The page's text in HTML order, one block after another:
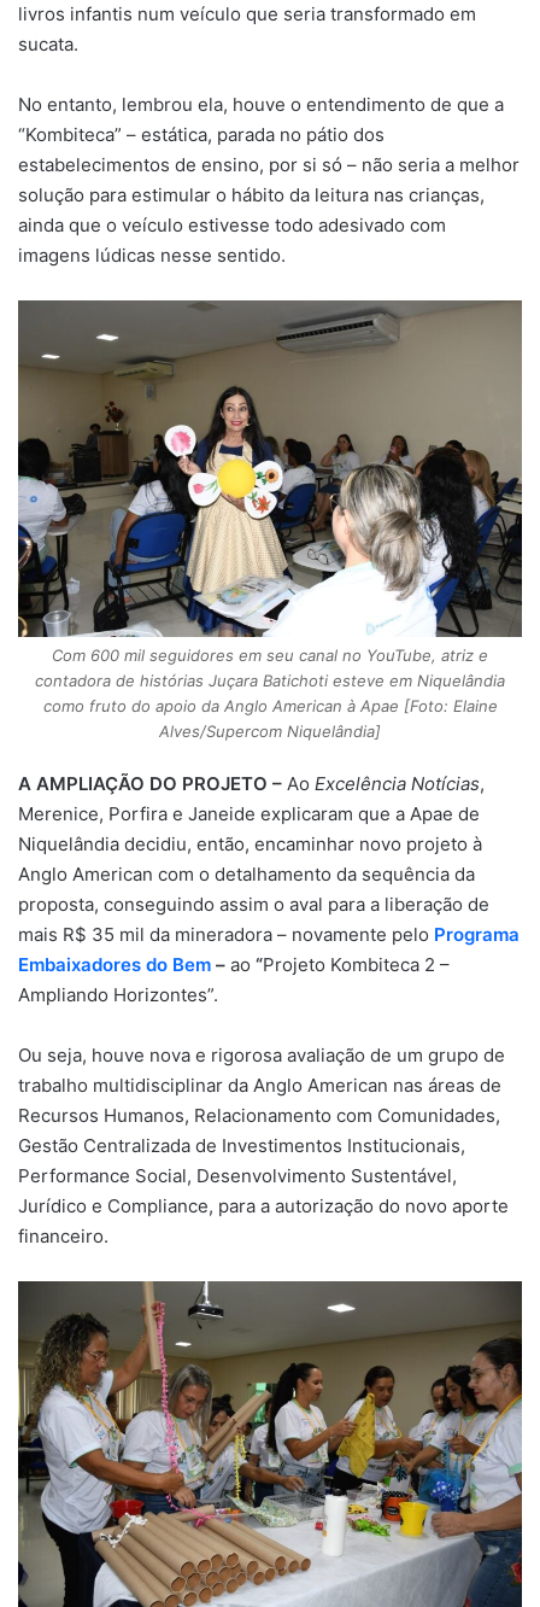
livros infantis num veículo que seria transformado em
sucata.
No entanto, lembrou ela, houve o entendimento de que a
“Kombiteca” – estática, parada no pátio dos
estabelecimentos de ensino, por si só – não seria a melhor
solução para estimular o hábito da leitura nas crianças,
ainda que o veículo estivesse todo adesivado com
imagens lúdicas nesse sentido.
Com 600 mil seguidores em seu canal no YouTube, atriz e
contadora de histórias Juçara Batichoti esteve em Niquelândia
como fruto do apoio da Anglo American à Apae [Foto: Elaine
Alves/Supercom Niquelândia]
A AMPLIAÇÃO DO PROJETO – Ao Excelência Notícias,
Merenice, Porfira e Janeide explicaram que a Apae de
Niquelândia decidiu, então, encaminhar novo projeto à
Anglo American com o detalhamento da sequência da
proposta, conseguindo assim o aval para a liberação de
mais R$ 35 mil da mineradora – novamente pelo Programa
Embaixadores do Bem – ao “Projeto Kombiteca 2 –
Ampliando Horizontes”.
Ou seja, houve nova e rigorosa avaliação de um grupo de
trabalho multidisciplinar da Anglo American nas áreas de
Recursos Humanos, Relacionamento com Comunidades,
Gestão Centralizada de Investimentos Institucionais,
Performance Social, Desenvolvimento Sustentável,
Jurídico e Compliance, para a autorização do novo aporte
financeiro.